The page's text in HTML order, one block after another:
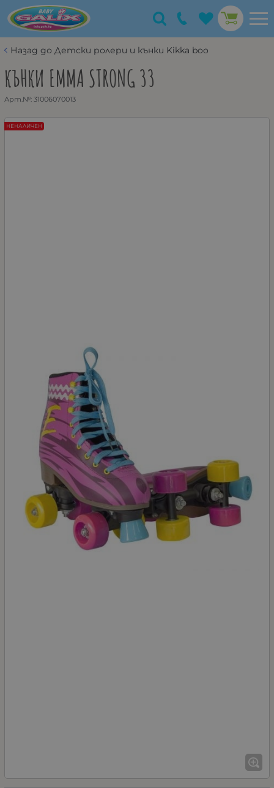
Назад до Детски ролери и кънки Kikka boo
КЪНКИ EMMA STRONG 33
Арт.№: 31006070013
НЕНАЛИЧЕН